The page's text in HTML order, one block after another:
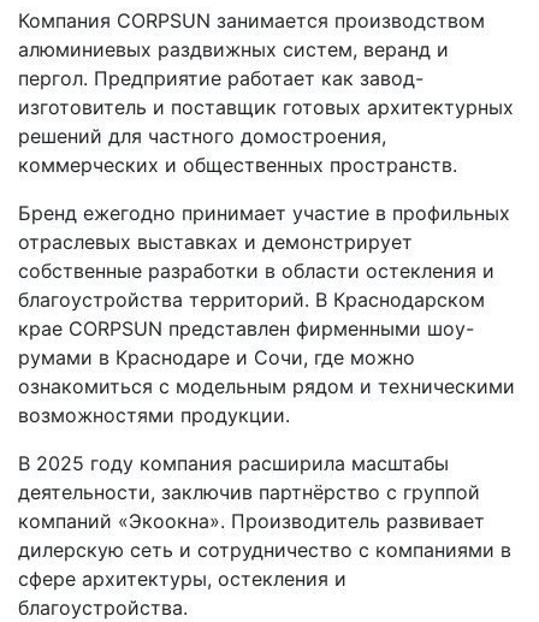
Компания CORPSUN занимается производством
алюминиевых раздвижных систем, веранд и
пергол. Предприятие работает как завод-
изготовитель и поставщик готовых архитектурных
решений для частного домостроения,
коммерческих и общественных пространств.
Бренд ежегодно принимает участие в профильных
отраслевых выставках и демонстрирует
собственные разработки в области остекления и
благоустройства территорий. В Краснодарском
крае CORPSUN представлен фирменными шоу-
румами в Краснодаре и Сочи, где можно
ознакомиться с модельным рядом и техническими
возможностями продукции.
В 2025 году компания расширила масштабы
деятельности, заключив партнёрство с группой
компаний «Экоокна». Производитель развивает
дилерскую сеть и сотрудничество с компаниями в
сфере архитектуры, остекления и
благоустройства.